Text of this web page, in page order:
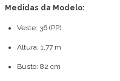
Medidas da Modelo:
Veste: 36 (PP)
Altura: 1,77 m
Busto: 82 cm